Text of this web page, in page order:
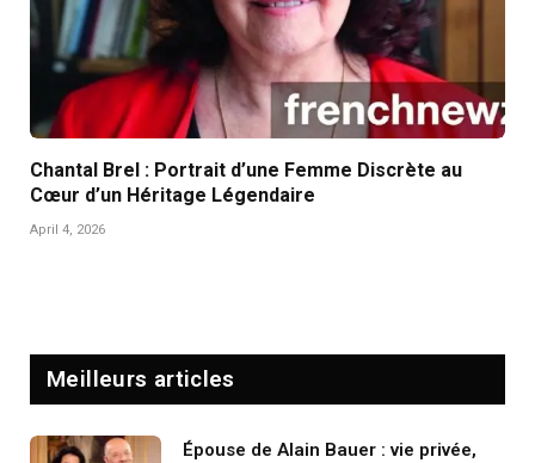
Chantal Brel : Portrait d’une Femme Discrète au
Cœur d’un Héritage Légendaire
April 4, 2026
Meilleurs articles
Épouse de Alain Bauer : vie privée,